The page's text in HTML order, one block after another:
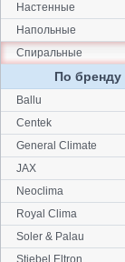
Настенные
Напольные
Спиральные
По бренду
Ballu
Centek
General Climate
JAX
Neoclima
Royal Clima
Soler & Palau
Stiebel Eltron